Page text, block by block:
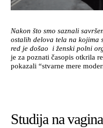
Nakon što smo saznali
ostalih delova tela na kojima
red je došao i ženski polni
je za poznati časopis otkrila
pokazali “stvarne mere
Studija na